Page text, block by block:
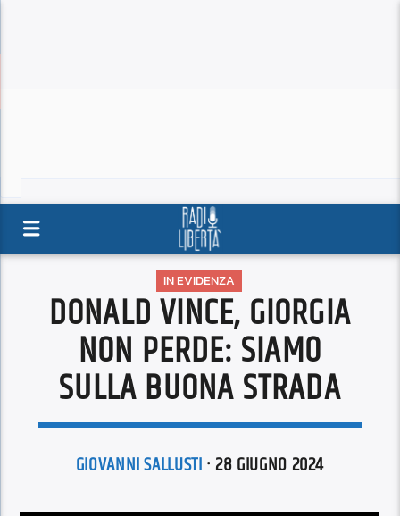
IN EVIDENZA
DONALD VINCE, GIORGIA
NON PERDE: SIAMO
SULLA BUONA STRADA
GIOVANNI SALLUSTI· 28 GIUGNO 2024